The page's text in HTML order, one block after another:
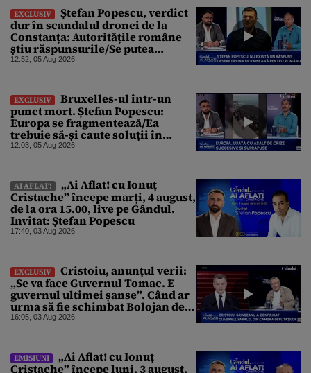
EXCLUSIV
Ștefan Popescu, verdict
dur în scandalul dronei de la
Constanța: Autoritățile române
știu răspunsurile/Se putea
protesta, dar probabil că nu s-a
12:52, 05 Aug 2026
EXCLUSIV
Bruxelles-ul într-un
punct mort. Ștefan Popescu:
Europa se fragmentează/Ea
trebuie să-și caute soluții în
interior, dar este incapabilă
12:03, 05 Aug 2026
AI AFLAT!
„Ai Aflat! cu Ionuț
Cristache” începe marți, 4 august,
de la ora 15.00, live pe Gândul.
Invitat: Ștefan Popescu
17:40, 03 Aug 2026
EXCLUSIV
Cristoiu, anunțul verii:
„Se va face Guvernul Tomac. E
guvernul ultimei șanse”. Când ar
urma să fie schimbat Bolojan de
la Palatul Victoria
16:05, 03 Aug 2026
EMISIUNI
„Ai Aflat! cu Ionuț
Cristache” începe luni, 3 august,